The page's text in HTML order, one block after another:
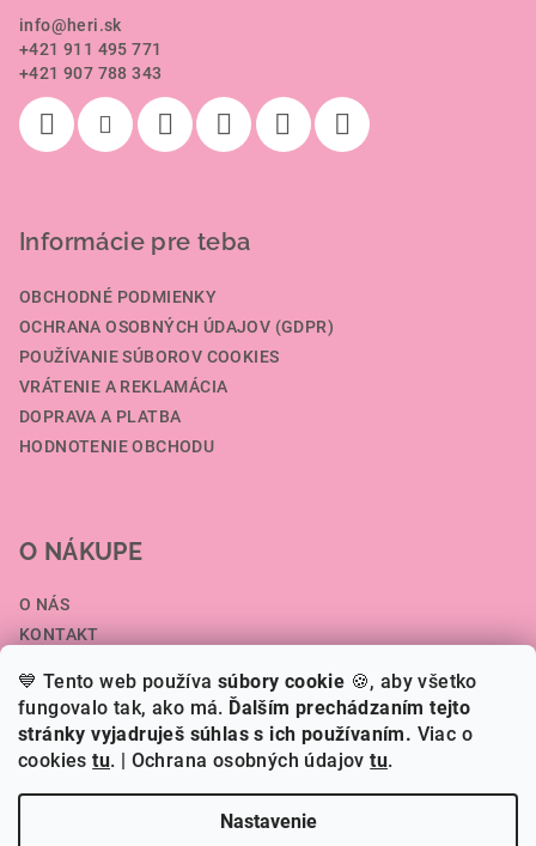
💙 Tento web používa súbory cookie 🍪, aby všetko
fungovalo tak, ako má. Ďalším prechádzaním tejto
stránky vyjadruješ súhlas s ich používaním. Viac o
cookiestu. | Ochrana osobných údajovtu.
Nastavenie
info@heri.sk
+421 911 495 771
+421 907 788 343
Informácie pre teba
OBCHODNÉ PODMIENKY
OCHRANA OSOBNÝCH ÚDAJOV (GDPR)
POUŽÍVANIE SÚBOROV COOKIES
VRÁTENIE A REKLAMÁCIA
DOPRAVA A PLATBA
HODNOTENIE OBCHODU
O NÁKUPE
O NÁS
KONTAKT
ČLÁNKY
HERI.SK. Všetky práva vyhradené.